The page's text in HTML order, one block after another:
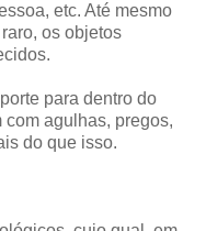
etc. Até mesmo
os objetos
para dentro do
agulhas, pregos,
do que isso.